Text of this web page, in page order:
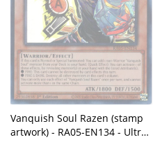
Vanquish Soul Razen (stamp
artwork) - RA05-EN134 - Ultra